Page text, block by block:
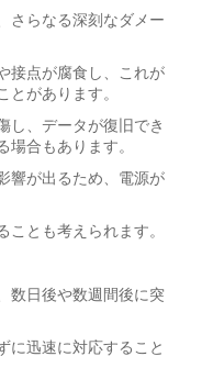
さらなる深刻なダメー
接点が腐食し、これが
とがあります。
し、データが復旧でき
合もあります。
響が出るため、電源が
とも考えられます。
数日後や数週間後に突
に迅速に対応すること